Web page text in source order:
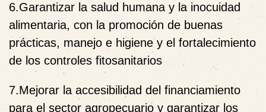
6.Garantizar la salud humana y la inocuidad
alimentaria, con la promoción de buenas
prácticas, manejo e higiene y el fortalecimiento
de los controles fitosanitarios
7.Mejorar la accesibilidad del financiamiento
para el sector agropecuario y garantizar los